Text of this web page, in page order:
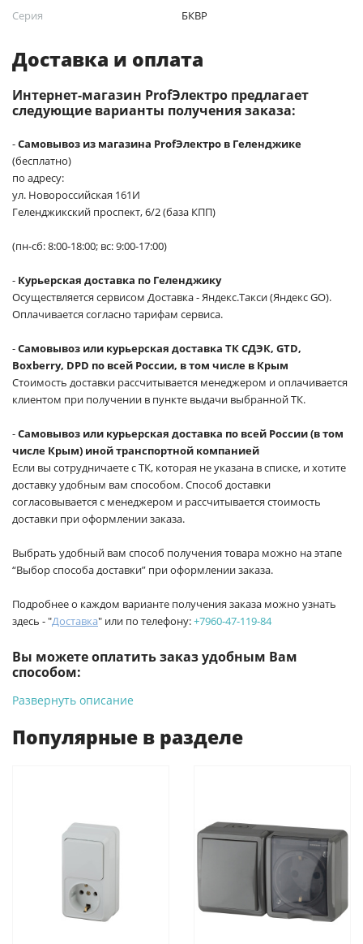
Серия
БКВР
Доставка и оплата
Интернет-магазин ProfЭлектро предлагает
следующие варианты получения заказа:
-Самовывоз из магазина ProfЭлектро в Геленджике
(бесплатно)
по адресу:
ул. Новороссийская 161И
Геленджикский проспект, 6/2 (база КПП)
(пн-сб: 8:00-18:00; вс: 9:00-17:00)
- Курьерская доставка по Геленджику
Осуществляется сервисом Доставка - Яндекс.Такси (Яндекс GO).
Оплачивается согласно тарифам сервиса.
-Самовывоз или курьерская доставка ТК СДЭК, GTD,
Boxberry, DPD по всей России, в том числе в Крым
Стоимость доставки рассчитывается менеджером и оплачивается
клиентом при получении в пункте выдачи выбранной ТК.
-Самовывоз или курьерская доставка по всей России (в том
числе Крым) иной транспортной компанией
Если вы сотрудничаете с ТК, которая не указана в списке, и хотите
доставку удобным вам способом. Способ доставки
согласовывается с менеджером и рассчитывается стоимость
доставки при оформлении заказа.
Выбрать удобный вам способ получения товара можно на этапе
“Выбор способа доставки” при оформлении заказа.
Подробнее о каждом варианте получения заказа можно узнать
здесь - "Доставка" или по телефону:+7960-47-119-84
Вы можете оплатить заказ удобным Вам
способом:
-Банковской картой на сайте ProffЭлектро. Данный вид
Для юридических лиц: переводом на расчетный счет при
онлайн оплате заказа на сайте.
Подробнее о способах оплаты можно узнать здесь - "Оплата"
Развернуть описание
Популярные в разделе